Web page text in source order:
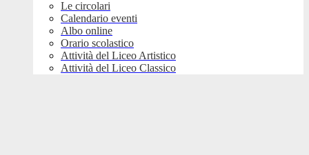
Le circolari
Calendario eventi
Albo online
Orario scolastico
Attività del Liceo Artistico
Attività del Liceo Classico